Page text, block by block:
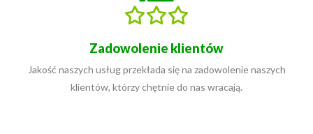
Zadowolenie klientów
Jakość naszych usług przekłada się na zadowolenie naszych
klientów, którzy chętnie do nas wracają.